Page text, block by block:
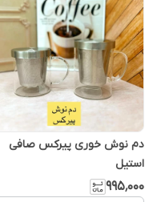
دم نوش خوری پیرکس صافی
استیل
۹۹۵٬۰۰۰